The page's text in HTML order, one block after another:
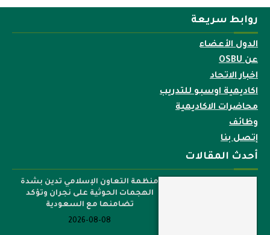
روابط سريعة
الدول الأعضاء
عن OSBU
اخبار الاتحاد
اكاديمية اوسبو للتدريب
محاضرات الاكاديمية
وظائف
إتصل بنا
أحدث المقالات
منظمة التعاون الإسلامي تدين بشدة
الهجمات الحوثية على نجران وتؤكد
تضامنها مع السعودية
2026-08-08